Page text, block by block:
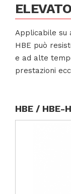
Applicabile su
HBE può
e ad alte
prestazioni
HBE / HBE-